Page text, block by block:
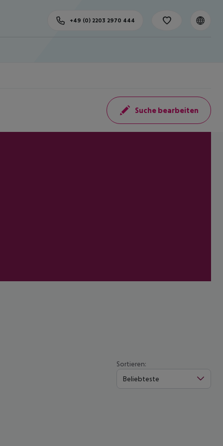
+49 (0) 2203 2970 444
Suche bearbeiten
Sortieren:
Beliebteste